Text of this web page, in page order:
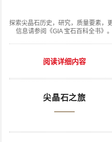
探索尖晶石历史，研究，质量要素，
信息请参阅《GIA 宝石百科全书》。
阅读详细内容
尖晶石之旅